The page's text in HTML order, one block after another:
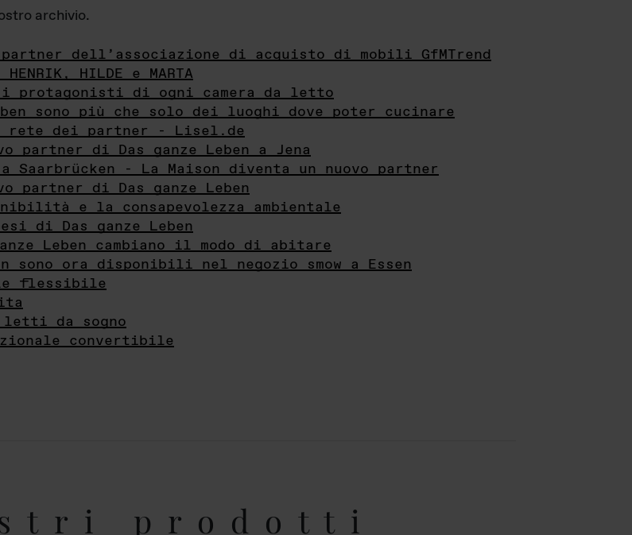
archivio.
dell’associazione di acquisto di mobili GfMTrend
HILDE e MARTA
i protagonisti di ogni camera da letto
sono più che solo dei luoghi dove poter cucinare
la rete dei partner - Lisel.de
partner di Das ganze Leben a Jena
a Saarbrücken - La Maison diventa un nuovo partner
partner di Das ganze Leben
e la consapevolezza ambientale
di Das ganze Leben
Leben cambiano il modo di abitare
sono ora disponibili nel negozio smow a Essen
flessibile
letti da sogno
convertibile
prodotti